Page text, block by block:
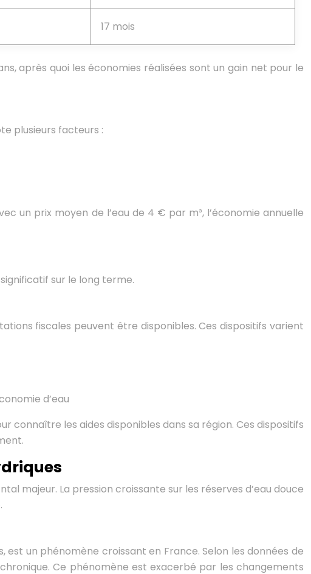
17 mois
après quoi les économies réalisées sont un gain net pour le
plusieurs facteurs :
un prix moyen de l’eau de 4 € par m³, l’économie annuelle
sur le long terme.
fiscales peuvent être disponibles. Ces dispositifs varient
d’eau
connaître les aides disponibles dans sa région. Ces dispositifs
majeur. La pression croissante sur les réserves d’eau douce
un phénomène croissant en France. Selon les données de
Ce phénomène est exacerbé par les changements